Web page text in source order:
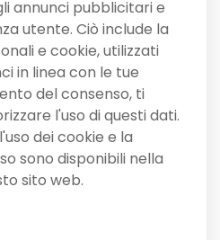
annunci pubblicitari e
utente. Ciò include la
e cookie, utilizzati
in linea con le tue
del consenso, ti
l'uso di questi dati.
dei cookie e la
sono disponibili nella
sito web.